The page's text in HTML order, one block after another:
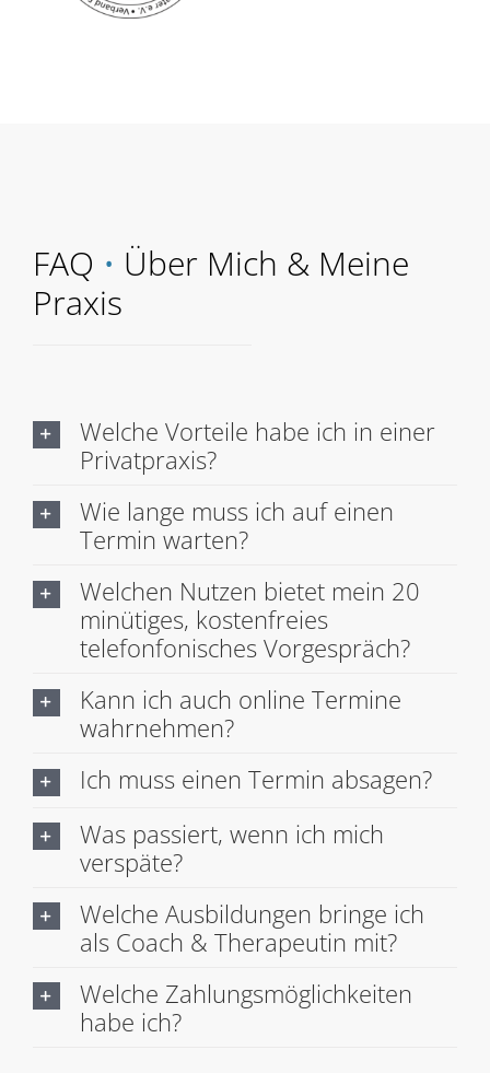
FAQ • Über Mich & Meine
Praxis
Welche Vorteile habe ich in einer
Privatpraxis?
Wie lange muss ich auf einen
Termin warten?
Welchen Nutzen bietet mein 20
minütiges, kostenfreies
telefonfonisches Vorgespräch?
Kann ich auch online Termine
wahrnehmen?
Ich muss einen Termin absagen?
Was passiert, wenn ich mich
verspäte?
Welche Ausbildungen bringe ich
als Coach & Therapeutin mit?
Welche Zahlungsmöglichkeiten
habe ich?